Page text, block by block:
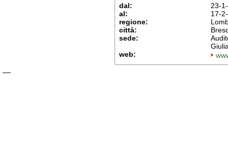
dal:
23-
al:
17-
regione:
città:
sede:
web: